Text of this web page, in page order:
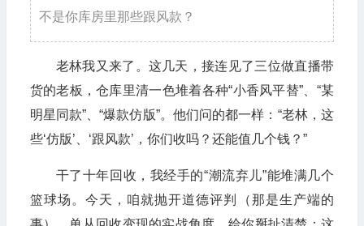
不是你库房里那些跟风款？
老林我又来了。这几天，接连见了三位做直播带
货的老板，仓库里清一色堆着各种“小香风平替”、“某
明星同款”、“爆款仿版”。他们问的都一样：“老林，这
些‘仿版’、‘跟风款’，你们收吗？还能值几个钱？”
干了十年回收，我经手的“潮流弃儿”能堆满几个
篮球场。今天，咱就抛开道德评判（那是生产端的